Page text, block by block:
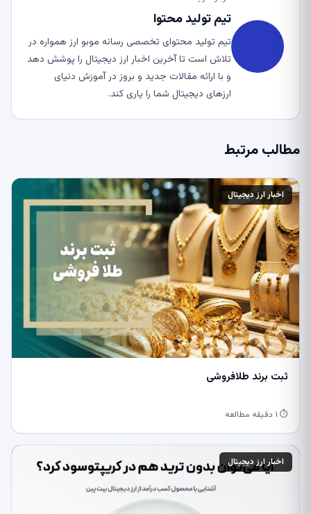
تیم تولید محتوا
تیم تولید محتوای تخصصی رسانه موبو ارز همواره در
تلاش است تا آخرین اخبار ارز دیجیتال را پوشش دهد
و با ارائه مقالات جدید و بروز در آموزش دنیای
ارزهای دیجیتال شما را یاری کند.
مطالب مرتبط
اخبار ارز دیجیتال
ثبت برند طلافروشی
⏱ ۱ دقیقه مطالعه
اخبار ارز دیجیتال